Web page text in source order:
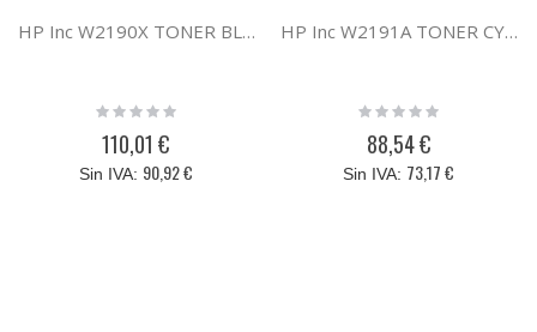
HP Inc W2190X TONER BLACK HP 219A HIGH Y
Rating:
110,01 €
90,92 €
HP Inc W2191A TONER CYAN HP 219A
Rating:
88,54 €
73,17 €